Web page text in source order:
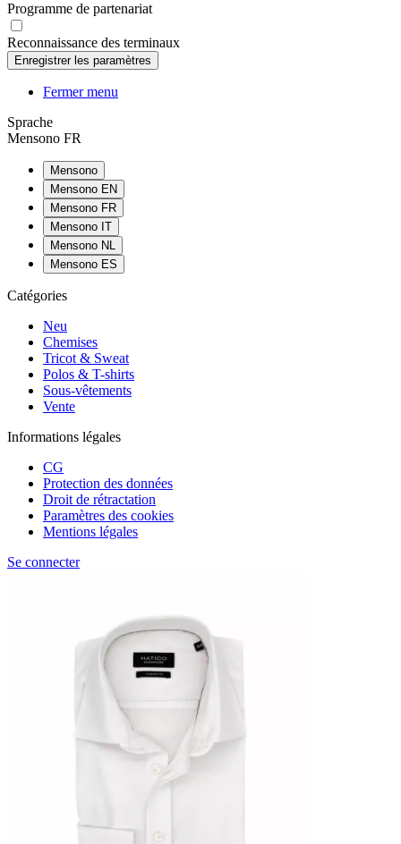
Programme de partenariat
Reconnaissance des terminaux
Fermer menu
Sprache
Mensono FR
Mensono
Mensono EN
Mensono FR
Mensono IT
Mensono NL
Mensono ES
Catégories
Neu
Chemises
Tricot & Sweat
Polos & T-shirts
Sous-vêtements
Vente
Informations légales
CG
Protection des données
Droit de rétractation
Paramètres des cookies
Mentions légales
Se connecter